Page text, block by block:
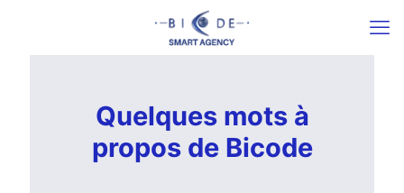
Quelques mots à
propos de Bicode